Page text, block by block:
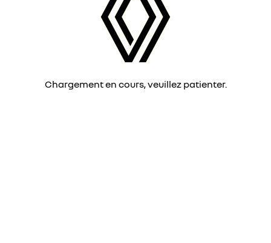
Chargement en cours, veuillez patienter.